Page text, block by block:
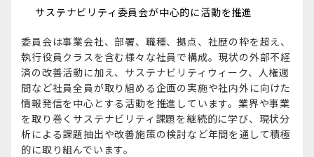
サステナビリティ委員会が中心的に活動を推進
委員会は事業会社、部署、職種、拠点、社歴の枠を超え、
執行役員クラスを含む様々な社員で構成。現状の外部不経
済の改善活動に加え、サステナビリティウィーク、人権週
間など社員全員が取り組める企画の実施や社内外に向けた
情報発信を中心とする活動を推進しています。業界や事業
を取り巻くサステナビリティ課題を継続的に学び、現状分
析による課題抽出や改善施策の検討など年間を通して積極
的に取り組んでいます。